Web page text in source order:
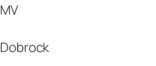
MV
Dobrock